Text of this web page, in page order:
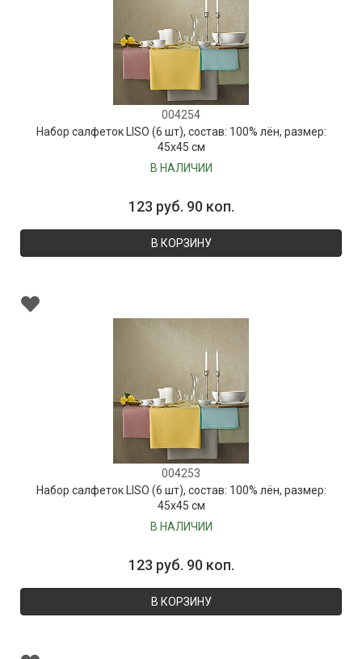
004254
Набор салфеток LISO (6 шт), состав: 100% лён, размер:
45х45 см
В НАЛИЧИИ
123 руб. 90 коп.
В КОРЗИНУ
004253
Набор салфеток LISO (6 шт), состав: 100% лён, размер:
45х45 см
В НАЛИЧИИ
123 руб. 90 коп.
В КОРЗИНУ